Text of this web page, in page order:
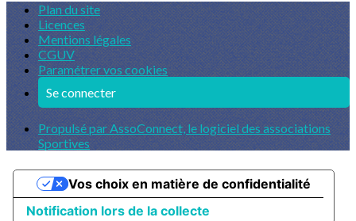
Plan du site
Licences
Mentions légales
CGUV
Paramétrer vos cookies
Se connecter
Propulsé par AssoConnect, le logiciel des associations
Sportives
Notification lors de la collecte
Vos choix en matière de confidentialité